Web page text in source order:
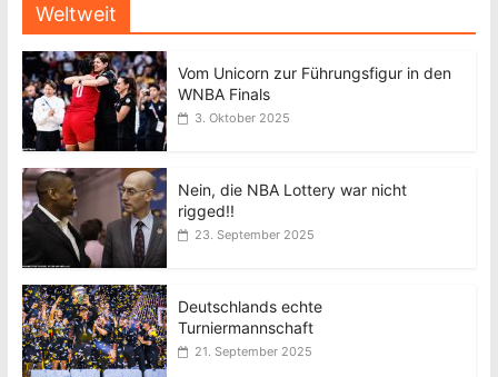
Weltweit
Vom Unicorn zur Führungsfigur in den
WNBA Finals
3. Oktober 2025
Nein, die NBA Lottery war nicht
rigged!!
23. September 2025
Deutschlands echte
Turniermannschaft
21. September 2025